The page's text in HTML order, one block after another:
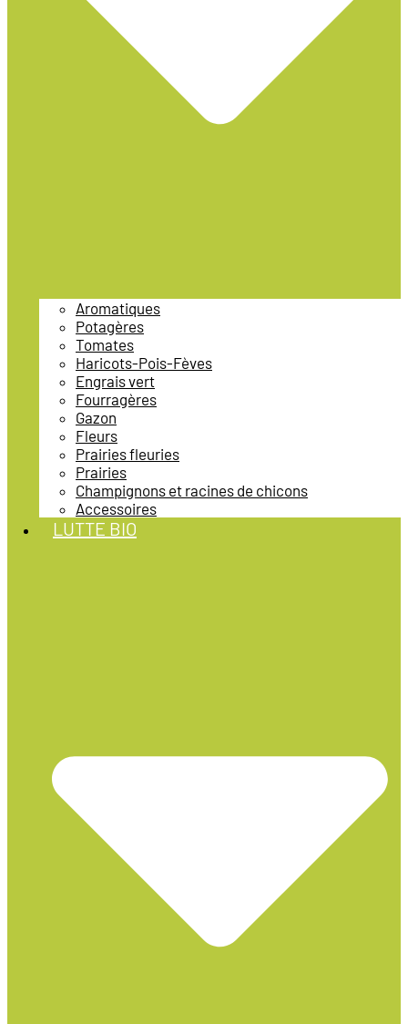
Aromatiques
Potagères
Tomates
Haricots-Pois-Fèves
Engrais vert
Fourragères
Gazon
Fleurs
Prairies fleuries
Prairies
Champignons et racines de chicons
Accessoires
LUTTE BIO